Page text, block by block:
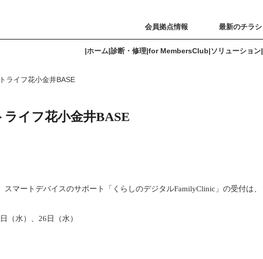
会員拠点情報 最新のチラシ
|ホーム|診断・修理|for MembersClub|ソリューション|
for MembersClub
ライフ花小金井BASE
イフ花小金井BASE
マートデバイスのサポート「くらしのデジタルFamilyClinic」の受付は、
（水）、26日（水）